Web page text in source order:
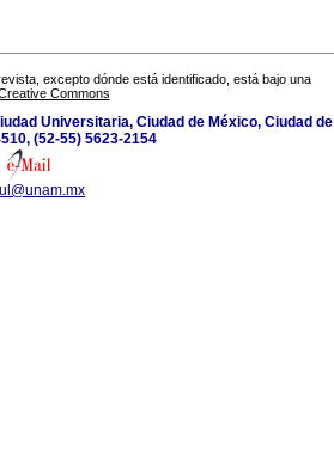
excepto dónde está identificado, está bajo una
Commons
Universitaria, Ciudad de México, Ciudad de
(52-55) 5623-2154